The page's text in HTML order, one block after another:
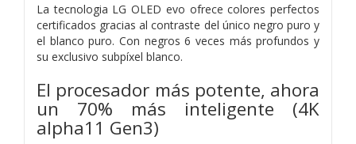
La tecnologia LG OLED evo ofrece colores perfectos
certificados gracias al contraste del único negro puro y
el blanco puro. Con negros 6 veces más profundos y
su exclusivo subpíxel blanco.
El procesador más potente, ahora
un 70% más inteligente (4K
alpha11 Gen3)